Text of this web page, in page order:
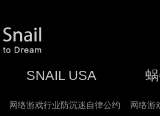
SNAIL USA
网络游戏行业防沉迷自律公约
网络游